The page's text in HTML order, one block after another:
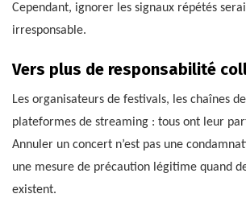
Cependant, ignorer les signaux répétés
irresponsable.
Vers plus de responsabilité
Les organisateurs de festivals, les chaînes
plateformes de streaming : tous ont leur
Annuler un concert n’est pas une
une mesure de précaution légitime quand
existent.